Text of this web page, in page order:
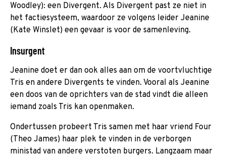
Woodley): een Divergent. Als Divergent past ze niet in
het factiesysteem, waardoor ze volgens leider Jeanine
(Kate Winslet) een gevaar is voor de samenleving.
Insurgent
Jeanine doet er dan ook alles aan om de voortvluchtige
Tris en andere Divergents te vinden. Vooral als Jeanine
een doos van de oprichters van de stad vindt die alleen
iemand zoals Tris kan openmaken.
Ondertussen probeert Tris samen met haar vriend Four
(Theo James) haar plek te vinden in de verborgen
ministad van andere verstoten burgers. Langzaam maar